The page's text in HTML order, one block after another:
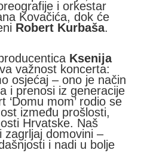
i orkestar
Kovačića, dok će
Robert Kurbaša.
Ksenija
važnost koncerta:
osjećaj – ono je način
i prenosi iz generacije
‘Domu mom’ rodio se
između prošlosti,
Hrvatske. Naš
zagrljaj domovini –
i nadi u bolje